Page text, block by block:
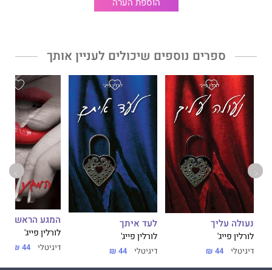
ספרים נוספים שיכולים לעניין אותך
נעולה עליך
לורלין פייג'
דיגיטלי 44 ₪
לעד איתך
לורלין פייג'
דיגיטלי 44 ₪
המגע הראשון
לורלין פייג'
דיגיטלי 44 ₪